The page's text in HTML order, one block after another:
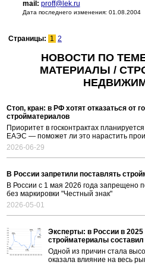
mail: proff@lek.ru
Дата последнего изменения: 01.08.2004
Страницы: 1 2
НОВОСТИ ПО
МАТЕРИАЛЫ /
Стоп, кран: в РФ хотят отказаться от
стройматериалов
Приоритет в госконтрактах
ЕАЭС — поможет ли это нарастить
2026-06-29
В России запретили поставлять
В России с 1 мая 2026 года запрещено
без маркировки "Честный знак"
2026-05-01
Эксперты: в России в 2025
стройматериалы составил
Одной из причин стала
оказала влияние на весь